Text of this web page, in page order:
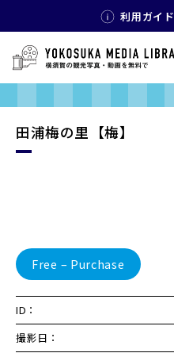
利用ガイド
田浦梅の里【梅】
Free – Purchase
ID：
撮影日：